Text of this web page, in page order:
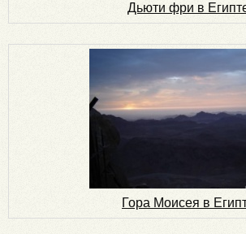
Дьюти фри в
Гора Моисея в